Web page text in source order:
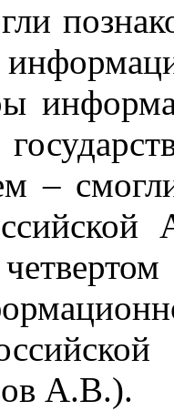
–
А.В.).